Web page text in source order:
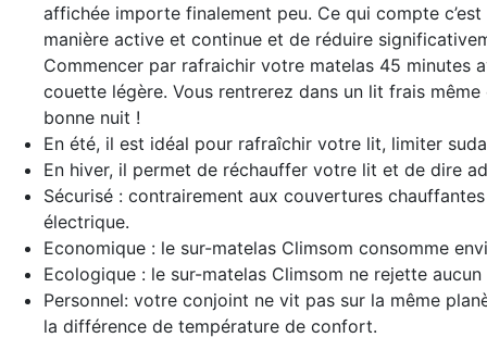
affichée importe finalement peu. Ce qui compte
manière active et continue et de réduire
Commencer par rafraichir votre matelas 45 minutes
couette légère. Vous rentrerez dans un lit frais même
bonne nuit !
En été, il est idéal pour rafraîchir votre lit, limiter
En hiver, il permet de réchauffer votre lit et de dire
Sécurisé : contrairement aux couvertures
électrique.
Economique : le sur-matelas Climsom consomme
Ecologique : le sur-matelas Climsom ne rejette
Personnel: votre conjoint ne vit pas sur la même
la différence de température de confort.